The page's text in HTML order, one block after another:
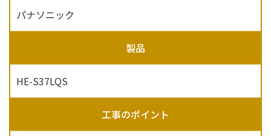
パナソニック
製品
HE-S37LQS
工事のポイント